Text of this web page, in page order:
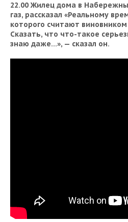
22.00 Жилец дома в
газ, рассказал «Реальному
которого считают виновником
Сказать, что что-такое
знаю даже...», — сказал он.